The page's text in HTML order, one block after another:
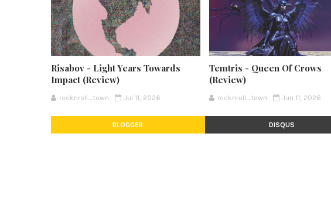
Risabov - Light Years Towards
Impact (Review)
rocknroll_town Jul 11, 2026
Temtris - Queen Of Crows
(Review)
rocknroll_town Jun 11, 2026
BLOGGER DISQUS